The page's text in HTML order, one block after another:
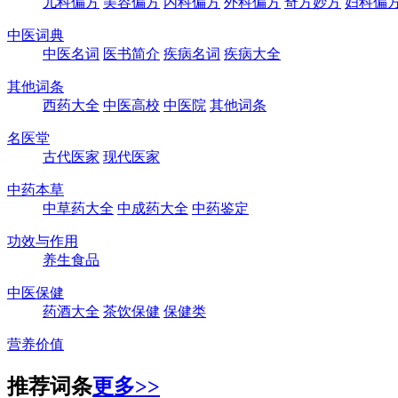
中医词典
中医名词 医书简介 疾病名词 疾病大全
其他词条
西药大全 中医高校 中医院 其他词条
名医堂
古代医家 现代医家
中药本草
中草药大全 中成药大全 中药鉴定
功效与作用
养生食品
中医保健
药酒大全 茶饮保健 保健类
营养价值
推荐词条更多>>